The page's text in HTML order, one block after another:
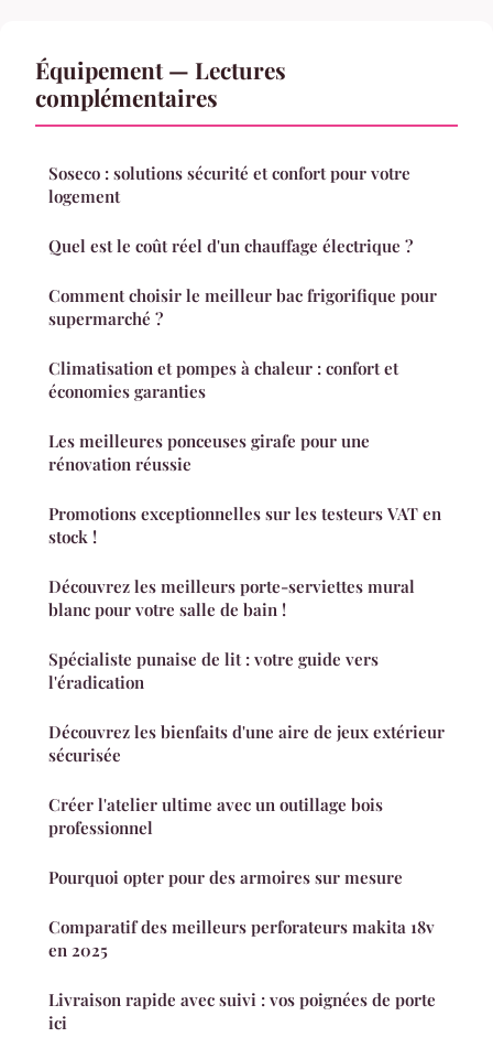
Équipement — Lectures
complémentaires
Soseco : solutions sécurité et confort pour votre
logement
Quel est le coût réel d'un chauffage électrique ?
Comment choisir le meilleur bac frigorifique pour
supermarché ?
Climatisation et pompes à chaleur : confort et
économies garanties
Les meilleures ponceuses girafe pour une
rénovation réussie
Promotions exceptionnelles sur les testeurs VAT en
stock !
Découvrez les meilleurs porte-serviettes mural
blanc pour votre salle de bain !
Spécialiste punaise de lit : votre guide vers
l'éradication
Découvrez les bienfaits d'une aire de jeux extérieur
sécurisée
Créer l'atelier ultime avec un outillage bois
professionnel
Pourquoi opter pour des armoires sur mesure
Comparatif des meilleurs perforateurs makita 18v
en 2025
Livraison rapide avec suivi : vos poignées de porte
ici